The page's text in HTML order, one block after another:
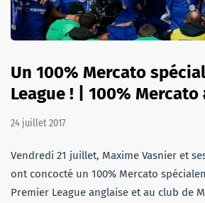
Un 100% Mercato
League ! | 100% Mercato
24 juillet 2017
Vendredi 21 juillet, Maxime Vasnier et
ont concocté un 100% Mercato
Premier League anglaise et au club de